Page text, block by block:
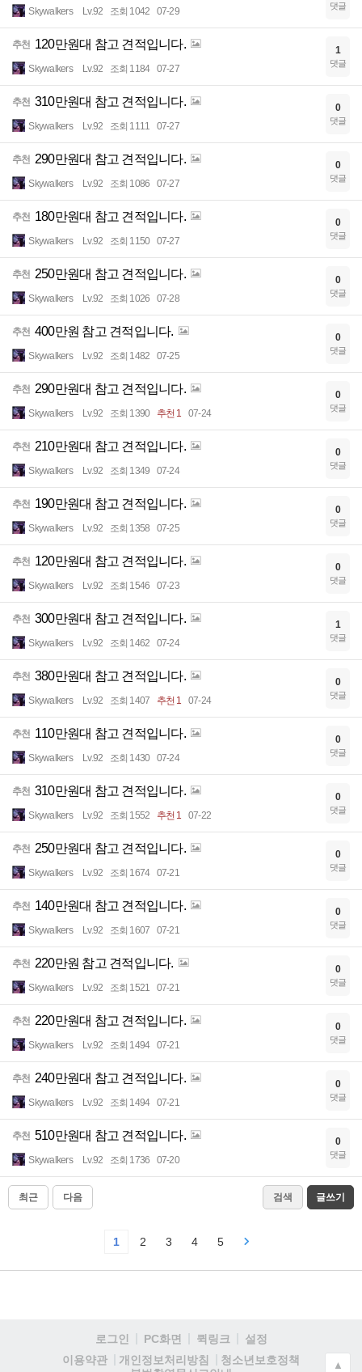
Skywalkers Lv.92 조회 1042 07-29 댓글
추천 120만원대 참고 견적입니다.
Skywalkers Lv.92 조회 1184 07-27
1
댓글
추천 310만원대 참고 견적입니다.
Skywalkers Lv.92 조회 1111 07-27
0
댓글
추천 290만원대 참고 견적입니다.
Skywalkers Lv.92 조회 1086 07-27
0
댓글
추천 180만원대 참고 견적입니다.
Skywalkers Lv.92 조회 1150 07-27
0
댓글
추천 250만원대 참고 견적입니다.
Skywalkers Lv.92 조회 1026 07-28
0
댓글
추천 400만원 참고 견적입니다.
Skywalkers Lv.92 조회 1482 07-25
0
댓글
추천 290만원대 참고 견적입니다.
Skywalkers Lv.92 조회 1390 추천 1 07-24
0
댓글
추천 210만원대 참고 견적입니다.
Skywalkers Lv.92 조회 1349 07-24
0
댓글
추천 190만원대 참고 견적입니다.
Skywalkers Lv.92 조회 1358 07-25
0
댓글
추천 120만원대 참고 견적입니다.
Skywalkers Lv.92 조회 1546 07-23
0
댓글
추천 300만원대 참고 견적입니다.
Skywalkers Lv.92 조회 1462 07-24
1
댓글
추천 380만원대 참고 견적입니다.
Skywalkers Lv.92 조회 1407 추천 1 07-24
0
댓글
추천 110만원대 참고 견적입니다.
Skywalkers Lv.92 조회 1430 07-24
0
댓글
추천 310만원대 참고 견적입니다.
Skywalkers Lv.92 조회 1552 추천 1 07-22
0
댓글
추천 250만원대 참고 견적입니다.
Skywalkers Lv.92 조회 1674 07-21
0
댓글
추천 140만원대 참고 견적입니다.
Skywalkers Lv.92 조회 1607 07-21
0
댓글
추천 220만원 참고 견적입니다.
Skywalkers Lv.92 조회 1521 07-21
0
댓글
추천 220만원대 참고 견적입니다.
Skywalkers Lv.92 조회 1494 07-21
0
댓글
추천 240만원대 참고 견적입니다.
Skywalkers Lv.92 조회 1494 07-21
0
댓글
추천 510만원대 참고 견적입니다.
Skywalkers Lv.92 조회 1736 07-20
0
댓글
최근 다음 검색 글쓰기
1 2 3 4 5
로그인 PC화면 퀵링크
설정
이용약관
개인정보처리방침
청소년보호정책
▲